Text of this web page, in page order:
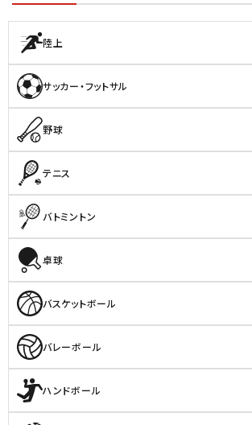
陸上
サッカー・フットサル
野球
テニス
バトミントン
卓球
バスケットボール
バレーボール
ハンドボール